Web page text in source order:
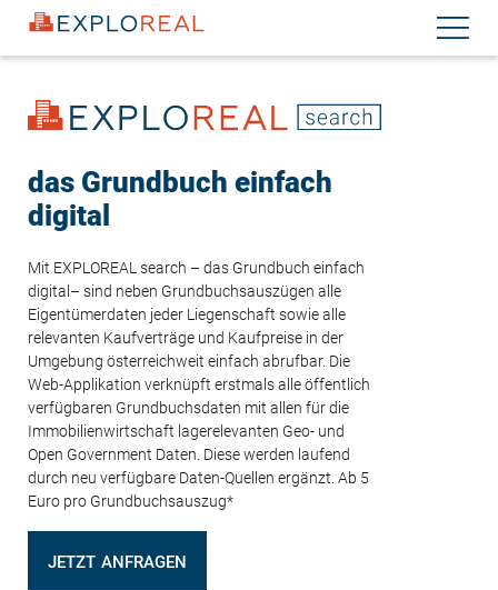
Direkt
zum
Inhalt
das Grundbuch einfach
digital
Mit EXPLOREAL search – das Grundbuch einfach
digital– sind neben Grundbuchsauszügen alle
Eigentümerdaten jeder Liegenschaft sowie alle
relevanten Kaufverträge und Kaufpreise in der
Umgebung österreichweit einfach abrufbar. Die
Web-Applikation verknüpft erstmals alle öffentlich
verfügbaren Grundbuchsdaten mit allen für die
Immobilienwirtschaft lagerelevanten Geo- und
Open Government Daten. Diese werden laufend
durch neu verfügbare Daten-Quellen ergänzt. Ab 5
Euro pro Grundbuchsauszug*
JETZT ANFRAGEN